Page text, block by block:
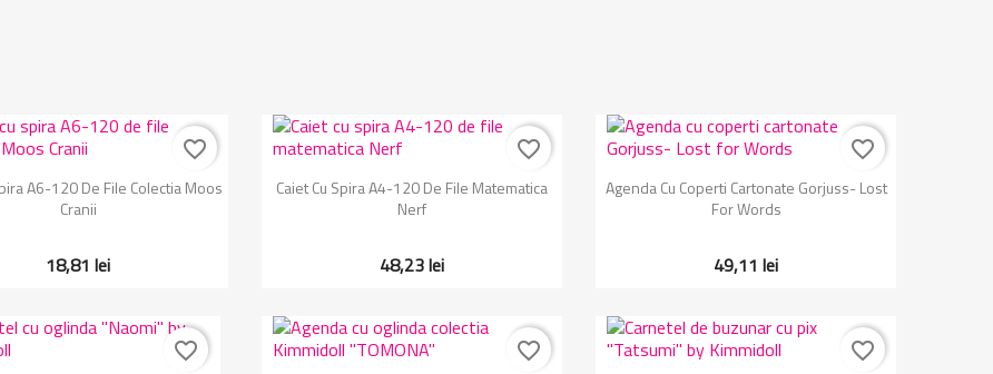
 Vizualizare rapida
A6-120 De File Colectia Moos
Cranii
18,81 lei
favorite_border
Vizualizare rapida
Caiet Cu Spira A4-120 De File Matematica
Nerf
48,23 lei
favorite_border
Vizualizare rapida
Agenda Cu Coperti Cartonate Gorjuss- Lost
For Words
49,11 lei
favorite_border
favorite_border
favorite_border
favorite_border